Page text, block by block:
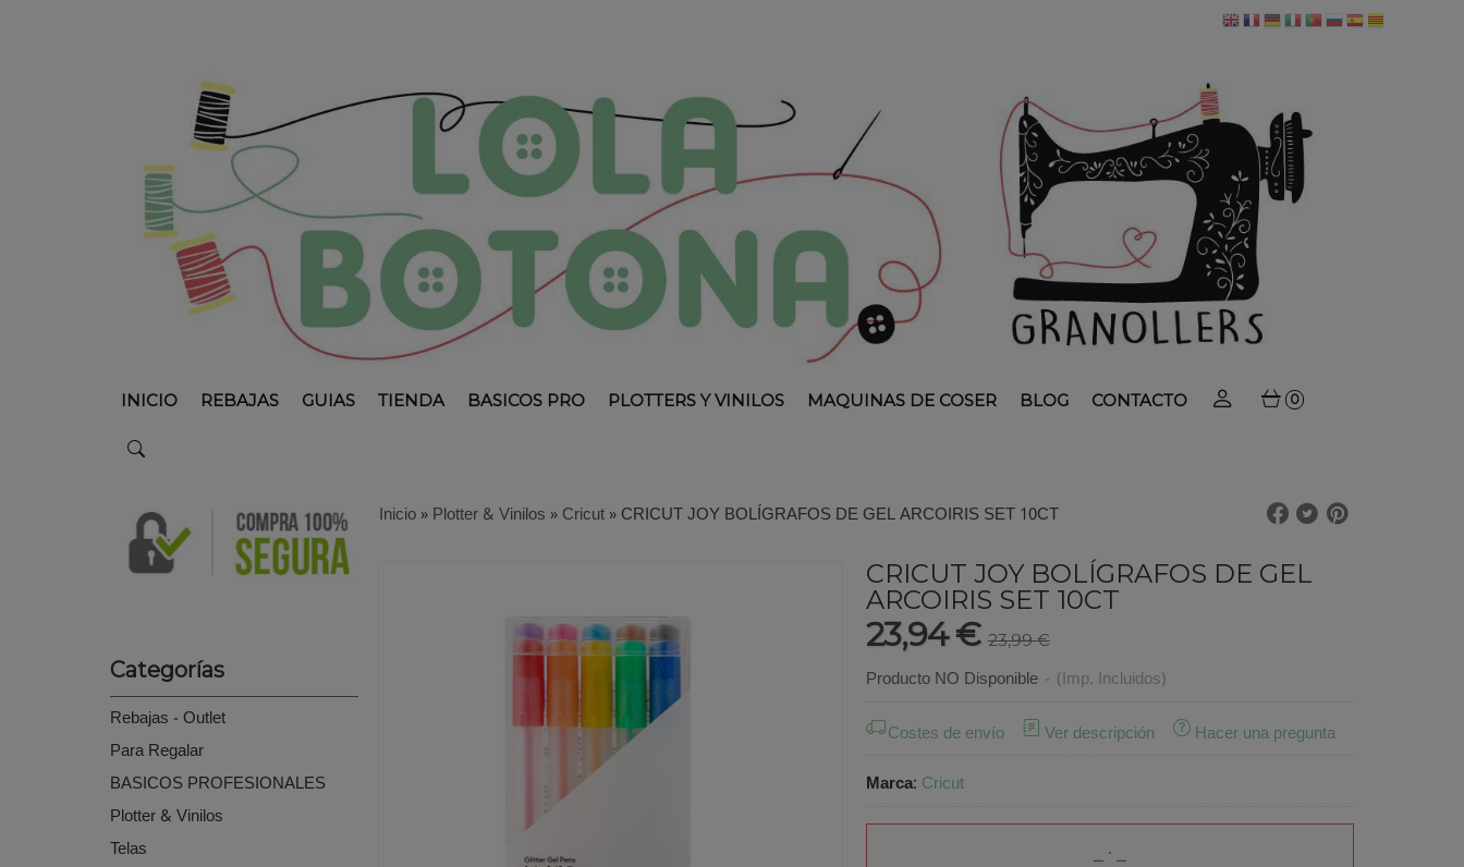
INICIO REBAJAS GUIAS TIENDA BASICOS PRO PLOTTERS Y VINILOS MAQUINAS DE COSER BLOG CONTACTO 0
Categorías
Rebajas - Outlet
Para Regalar
BASICOS PROFESIONALES
Plotter & Vinilos
Telas
Inicio»Plotter & Vinilos »Cricut»CRICUT JOY BOLÍGRAFOS DE GEL ARCOIRIS SET 10CT
CRICUT JOY BOLÍGRAFOS DE GEL
ARCOIRIS SET 10CT
23,94 € 23,99 €
Producto NO Disponible - (Imp. Incluidos)
Costes de envío
Ver descripción
Hacer una pregunta
Marca: Cricut